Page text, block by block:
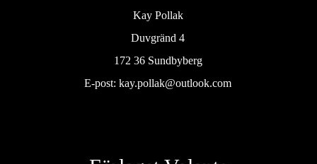
Kay Pollak
Duvgränd 4
172 36 Sundbyberg
E-post: kay.pollak@outlook.com